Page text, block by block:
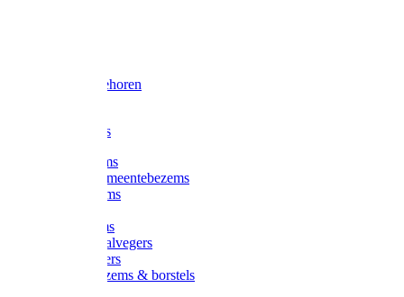
Slede toebehoren
Composters
Straatbezems
Stads- / Gemeentebezems
Terrasbezems
Gootbezems
Kamer-/Zaalvegers
Vloertrekkers
Onkruidbezems & borstels